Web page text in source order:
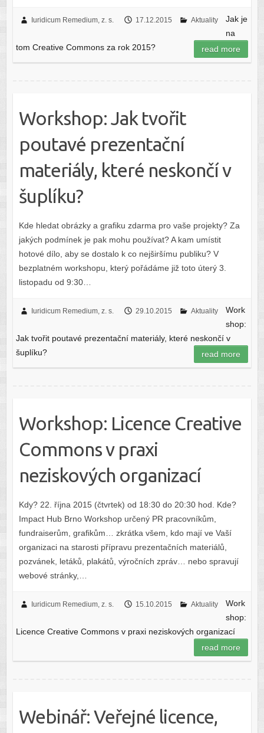
Iuridicum Remedium, z. s. 17.12.2015 Aktuality
Jak je
na
tom Creative Commons za rok 2015?
read more
Workshop: Jak tvořit
poutavé prezentační
materiály, které neskončí v
šuplíku?
Kde hledat obrázky a grafiku zdarma pro vaše projekty? Za
jakých podmínek je pak mohu používat? A kam umístit
hotové dílo, aby se dostalo k co nejširšímu publiku? V
bezplatném workshopu, který pořádáme již toto úterý 3.
listopadu od 9:30…
Iuridicum Remedium, z. s. 29.10.2015 Aktuality
Work
shop:
Jak tvořit poutavé prezentační materiály, které neskončí v
šuplíku?
read more
Workshop: Licence Creative
Commons v praxi
neziskových organizací
Kdy? 22. října 2015 (čtvrtek) od 18:30 do 20:30 hod. Kde?
Impact Hub Brno Workshop určený PR pracovníkům,
fundraiserům, grafikům… zkrátka všem, kdo mají ve Vaší
organizaci na starosti přípravu prezentačních materiálů,
pozvánek, letáků, plakátů, výročních zpráv… nebo spravují
webové stránky,…
Iuridicum Remedium, z. s. 15.10.2015 Aktuality
Work
shop:
Licence Creative Commons v praxi neziskových organizací
read more
Webinář: Veřejné licence,